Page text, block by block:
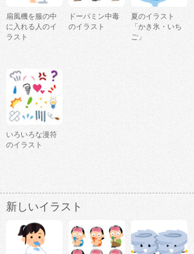
扇風機を服の中
に入れる人のイ
ラスト
ドーパミン中毒
のイラスト
夏のイラスト
「かき氷・いち
ご」
いろいろな漫符
のイラスト
新しいイラスト